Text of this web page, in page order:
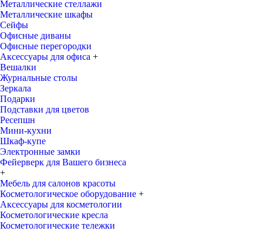
Металлические стеллажи
Металлические шкафы
Сейфы
Офисные диваны
Офисные перегородки
Аксессуары для офиса +
Вешалки
Журнальные столы
Зеркала
Подарки
Подставки для цветов
Ресепшн
Мини-кухни
Шкаф-купе
Электронные замки
Фейерверк для Вашего бизнеса
+
Мебель для салонов красоты
Косметологическое оборудование +
Аксессуары для косметологии
Косметологические кресла
Косметологические тележки